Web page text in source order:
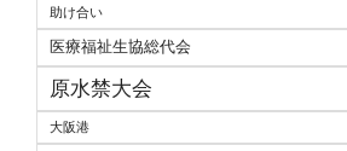
助け合い
医療福祉生協総代会
原水禁大会
大阪港